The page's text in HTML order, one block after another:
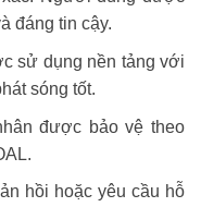
đáng tin cậy.
sử dụng nền tảng với
sóng tốt.
được bảo vệ theo
hồi hoặc yêu cầu hỗ